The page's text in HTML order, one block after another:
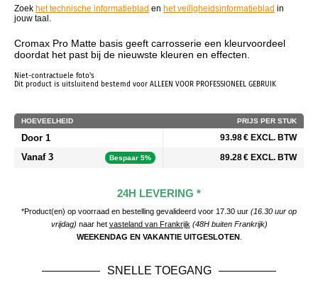
Zoek het technische informatieblad en het veiligheidsinformatieblad in
jouw taal.
Cromax Pro Matte basis geeft carrosserie een kleurvoordeel
doordat het past bij de nieuwste kleuren en effecten.
Niet-contractuele foto's
Dit product is uitsluitend bestemd voor ALLEEN VOOR PROFESSIONEEL GEBRUIK
HOEVEELHEID PRIJS PER STUK
Door 1 93.98 € EXCL. BTW
Vanaf 3 Bespaar 5% 89.28 € EXCL. BTW
24H LEVERING *
*Product(en) op voorraad en bestelling gevalideerd voor 17.30 uur (16.30 uur op
vrijdag) naar het vasteland van Frankrijk (48H buiten Frankrijk)
WEEKENDAG EN VAKANTIE UITGESLOTEN.
SNELLE TOEGANG